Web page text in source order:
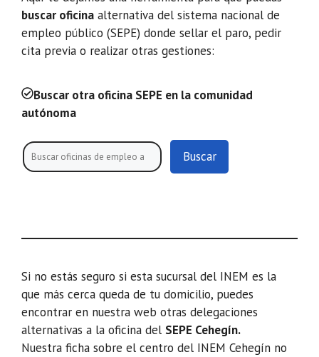
buscar oficina alternativa del sistema nacional de
empleo público (SEPE) donde sellar el paro, pedir
cita previa o realizar otras gestiones:
Buscar otra oficina SEPE en la comunidad
autónoma
Buscar
Si no estás seguro si esta sucursal del INEM es la
que más cerca queda de tu domicilio, puedes
encontrar en nuestra web otras delegaciones
alternativas a la oficina del SEPE Cehegín.
Nuestra ficha sobre el centro del INEM Cehegín no